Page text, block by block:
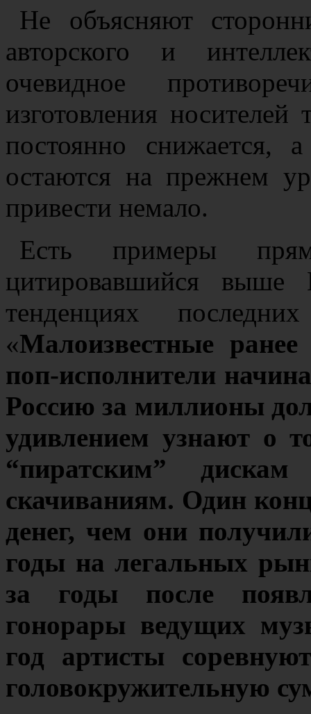
Не объясняют
авторского и
очевидное
изготовления
постоянно снижается,
остаются на прежнем
привести немало.
Есть примеры
цитировавшийся
тенденциях
«Малоизвестные
поп-исполнители
Россию за миллионы
удивлением узнают о
“пиратским”
скачиваниям. Один
денег, чем они
годы на легальных
за годы после
гонорары ведущих
год артисты
головокружительную